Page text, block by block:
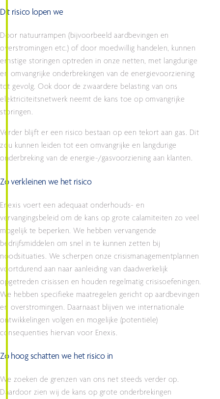
Dit risico lopen we
Door natuurrampen (bijvoorbeeld aardbevingen en
overstromingen etc.) of door moedwillig handelen, kunnen
ernstige storingen optreden in onze netten, met langdurige
en omvangrijke onderbrekingen van de energievoorziening
tot gevolg. Ook door de zwaardere belasting van ons
elektriciteitsnetwerk neemt de kans toe op omvangrijke
storingen.
Verder blijft er een risico bestaan op een tekort aan gas. Dit
zou kunnen leiden tot een omvangrijke en langdurige
onderbreking van de energie-/gasvoorziening aan klanten.
Zo verkleinen we het risico
Enexis voert een adequaat onderhouds- en
vervangingsbeleid om de kans op grote calamiteiten zo veel
mogelijk te beperken. We hebben vervangende
bedrijfsmiddelen om snel in te kunnen zetten bij
noodsituaties. We scherpen onze crisismanagementplannen
voortdurend aan naar aanleiding van daadwerkelijk
opgetreden crisissen en houden regelmatig crisisoefeningen.
We hebben specifieke maatregelen gericht op aardbevingen
en overstromingen. Daarnaast blijven we internationale
ontwikkelingen volgen en mogelijke (potentiële)
consequenties hiervan voor Enexis.
Zo hoog schatten we het risico in
We zoeken de grenzen van ons net steeds verder op.
Daardoor zien wij de kans op grote onderbrekingen